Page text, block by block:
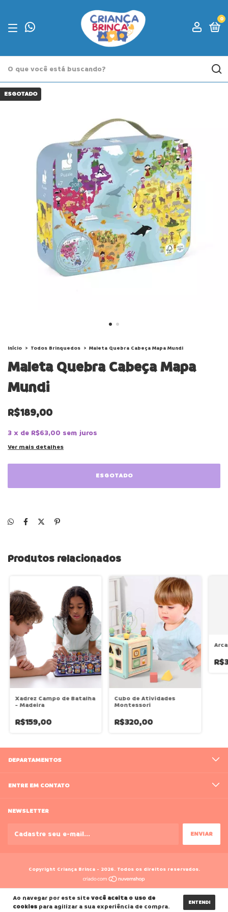
0
Ao navegar por este sitevocê aceita o uso de
cookies para agilizar a sua experiência de compra. ENTENDI
ESGOTADO
Início > Todos Brinquedos > Maleta Quebra Cabeça Mapa Mundi
Maleta Quebra Cabeça Mapa
Mundi
R$189,00
3 x de R$63,00 sem juros
Ver mais detalhes
Produtos relacionados
Xadrez Campo de Batalha
- Madeira
R$159,00
Cubo de Atividades
Montessori
R$320,00
DEPARTAMENTOS
ENTRE EM CONTATO
NEWSLETTER
Copyright Criança Brinca - 2026. Todos os direitos reservados.